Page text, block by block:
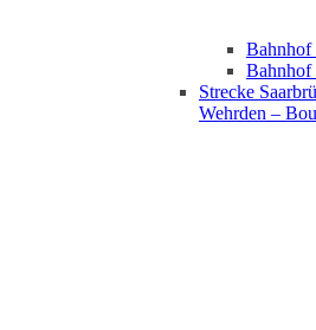
Bahnhof
Strecke
Wehrden –